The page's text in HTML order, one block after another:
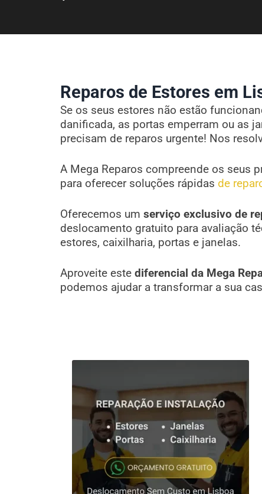
Reparos de Estores em
Se os seus estores não estão
danificada, as portas emperram ou as
precisam de reparos urgente! Nos
A Mega Reparos compreende os seus
para oferecer soluções rápidas de
Oferecemos um serviço exclusivo de
deslocamento gratuito para avaliação
estores, caixilharia, portas e janelas.
Aproveite este diferencial da Mega
podemos ajudar a transformar a sua